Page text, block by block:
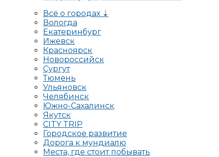
Всё о городах ⇣
Вологда
Екатеринбург
Ижевск
Красноярск
Новороссийск
Сургут
Тюмень
Ульяновск
Челябинск
Южно-Сахалинск
Якутск
CITY TRIP
Городское развитие
Дорога к мундиалю
Места, где стоит побывать